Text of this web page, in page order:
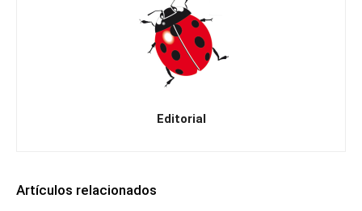
Editorial
Artículos relacionados